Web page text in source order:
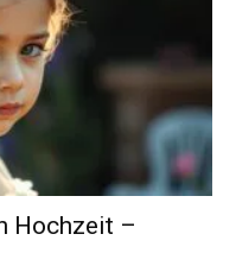
Hochzeit –